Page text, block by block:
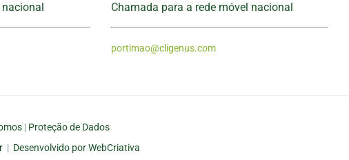
nacional
Chamada para a rede móvel nacional
portimao@cligenus.com
| Proteção de Dados
| Desenvolvido por WebCriativa